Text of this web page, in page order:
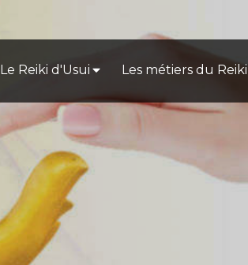
Le Reiki d'Usui Les métiers du Reiki